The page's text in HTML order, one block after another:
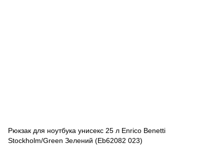
Рюкзак для ноутбука унисекс 25 л Enrico Benetti
Stockholm/Green Зелений (Eb62082 023)